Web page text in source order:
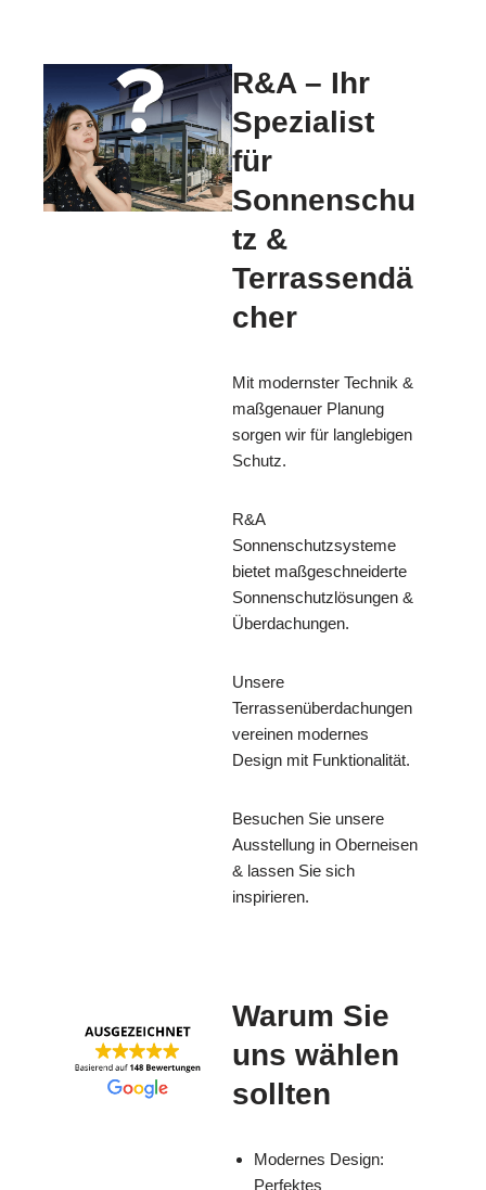
R&A – Ihr
Spezialist
für
Sonnenschu
tz &
Terrassendä
cher
Mit modernster Technik &
maßgenauer Planung
sorgen wir für langlebigen
Schutz.
R&A
Sonnenschutzsysteme
bietet maßgeschneiderte
Sonnenschutzlösungen &
Überdachungen.
Unsere
Terrassenüberdachungen
vereinen modernes
Design mit Funktionalität.
Besuchen Sie unsere
Ausstellung in Oberneisen
& lassen Sie sich
inspirieren.
Warum Sie
uns wählen
sollten
Modernes Design:
Perfektes